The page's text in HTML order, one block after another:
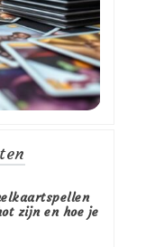
zijn en hoe je